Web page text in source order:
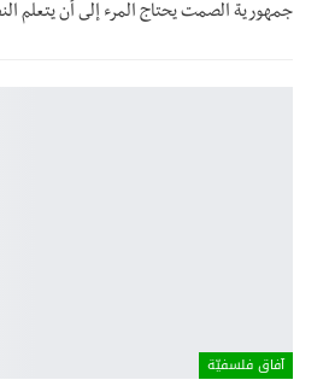
جمهورية الصمت يحتاج المرء إلى أن يتعلم
آفاق فلسفيّة‎